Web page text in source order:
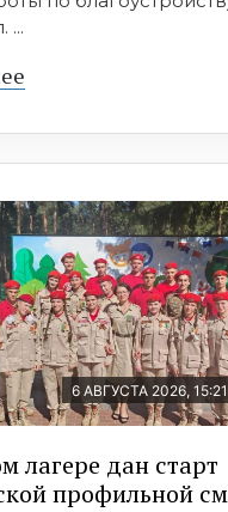
...
6 АВГУСТА 2026, 15:21
лагере дан старт
профильной